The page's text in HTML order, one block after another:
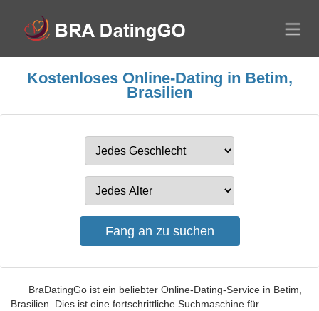
Kostenloses Online-Dating in Betim,
Brasilien
BraDatingGo ist ein beliebter Online-Dating-Service in Betim,
Brasilien. Dies ist eine fortschrittliche Suchmaschine für